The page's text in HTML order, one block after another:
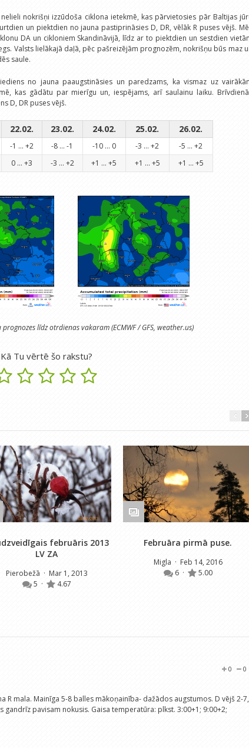
nokrišņi izzūdoša ciklona ietekmē, kas pārvietosies pār Baltijas
un piektdien no jauna pastiprināsies D, DR, vēlāk R puses vējš.
DA un cikloniem Skandināvijā, līdz ar to piektdien un sestdien
Valsts lielākajā daļā, pēc pašreizējām prognozēm, nokrišņu būs maz
saule.
no jauna paaugstināsies un paredzams, ka vismaz uz
kas gādātu par mierīgu un, iespējams, arī saulainu laiku.
D, DR puses vējš.
22.02. 23.02. 24.02. 25.02. 26.02.
-1 ... +2 -8 ... -1 -10 ... 0 -3 ... +2
-5 ... +2
0 ... +3 -3 ... +2 +1 ... +5 +1 ... +5 +1 ... +5
līdz otrdienas vakaram (ECMWF / GFS, weather.us)
Kā Tu vērtē šo rakstu?
februāris 2013
LV ZA
Pierobežā · Mar 1, 2013
5 · 4.67
Februāra pirmā puse.
Migla · Feb 14, 2016
6 · 5.00
0
0
R mala. Mainīga 5-8 balles mākoņainība- dažādos augstumos. D vējš 2-7,
gandrīz pavisam nokusis. Gaisa temperatūra: plkst. 3:00+1; 9:00+2;